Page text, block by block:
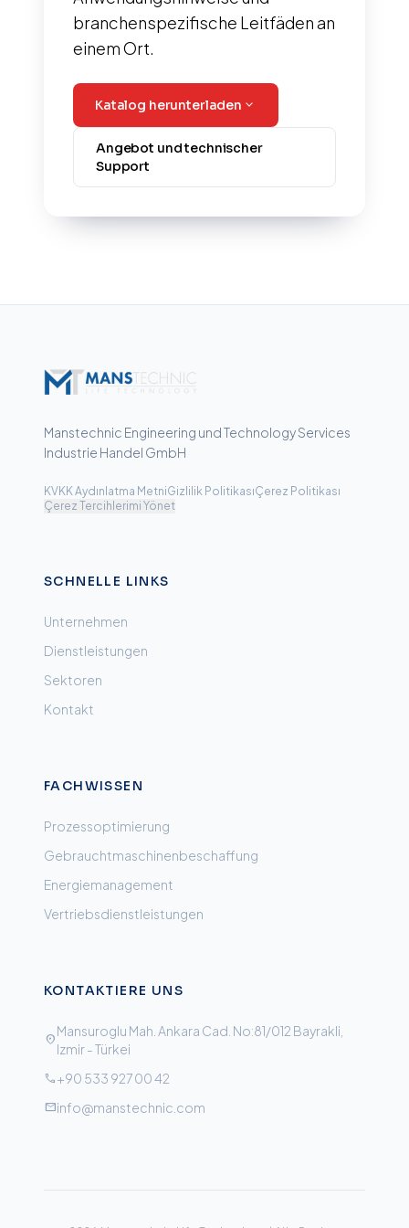
branchenspezifische Leitfäden an
einem Ort.
Katalog herunterladen expand_more
Angebot und technischer
Support
Manstechnic Engineering und Technology Services
Industrie Handel GmbH
KVKK Aydınlatma MetniGizlilik PolitikasıÇerez Politikası
Çerez Tercihlerimi Yönet
SCHNELLE LINKS
Unternehmen
Dienstleistungen
Sektoren
Kontakt
FACHWISSEN
Prozessoptimierung
Gebrauchtmaschinenbeschaffung
Energiemanagement
Vertriebsdienstleistungen
KONTAKTIERE UNS
location_on
Mansuroglu Mah. Ankara Cad. No:81/012 Bayrakli,
Izmir - Türkei
call+90 533 927 00 42
mailinfo@manstechnic.com